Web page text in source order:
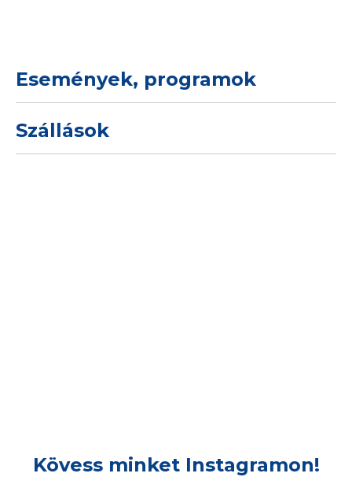
Események, programok
Szállások
Kövess minket Instagramon!